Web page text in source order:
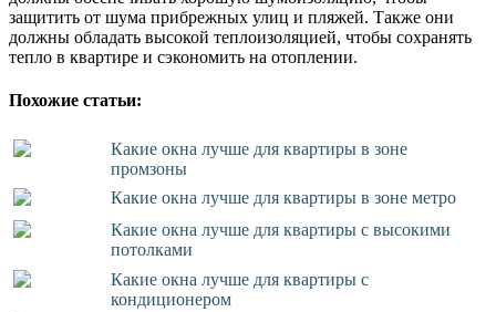
защитить от шума прибрежных улиц и пляжей. Также они
должны обладать высокой теплоизоляцией, чтобы сохранять
тепло в квартире и сэкономить на отоплении.
Похожие статьи:
Какие окна лучше для квартиры в зоне
промзоны
Какие окна лучше для квартиры в зоне метро
Какие окна лучше для квартиры с высокими
потолками
Какие окна лучше для квартиры с
кондиционером